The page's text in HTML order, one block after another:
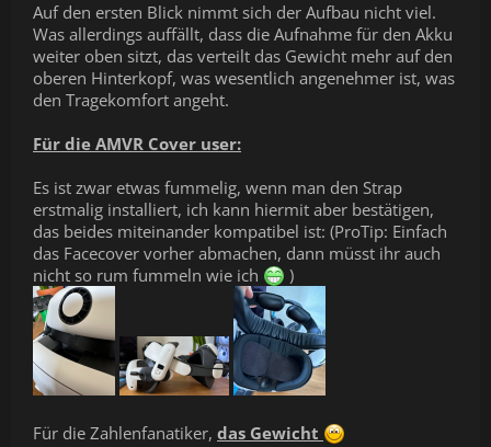
Auf den ersten Blick nimmt sich der Aufbau nicht viel.
Was allerdings auffällt, dass die Aufnahme für den Akku
weiter oben sitzt, das verteilt das Gewicht mehr auf den
oberen Hinterkopf, was wesentlich angenehmer ist, was
den Tragekomfort angeht.
Für die AMVR Cover user:
Es ist zwar etwas fummelig, wenn man den Strap
erstmalig installiert, ich kann hiermit aber bestätigen,
das beides miteinander kompatibel ist: (ProTip: Einfach
das Facecover vorher abmachen, dann müsst ihr auch
nicht so rum fummeln wie ich
)
Für die Zahlenfanatiker, das Gewicht